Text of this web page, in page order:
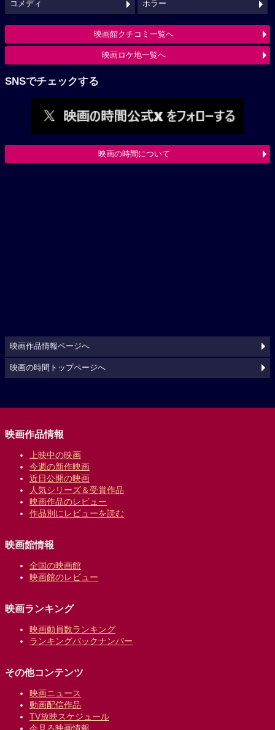
コメディ ホラー
映画館クチコミ一覧へ
映画ロケ地一覧へ
SNSでチェックする
映画の時間について
映画作品情報ページへ
映画の時間トップページへ
映画作品情報
上映中の映画
今週の新作映画
近日公開の映画
人気シリーズ＆受賞作品
映画作品のレビュー
作品別にレビューを読む
映画館情報
全国の映画館
映画館のレビュー
映画ランキング
映画動員数ランキング
ランキングバックナンバー
その他コンテンツ
映画ニュース
動画配信作品
TV放映スケジュール
今見る映画情報